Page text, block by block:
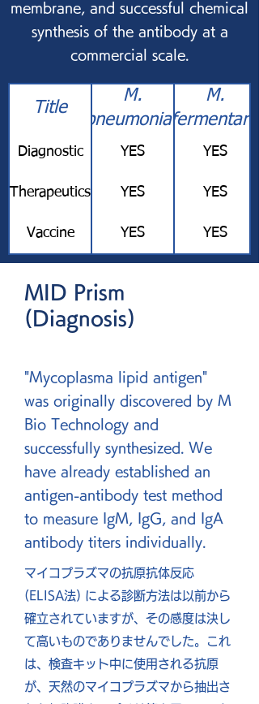
membrane, and successful chemical
synthesis of the antibody at a
commercial scale.
Title
M.
pneumoniae
M.
fermentans
Diagnostic YES YES
Therapeutics YES YES
Vaccine YES YES
MID Prism
(Diagnosis)
"Mycoplasma lipid antigen"
was originally discovered by M
Bio Technology and
successfully synthesized. We
have already established an
antigen-antibody test method
to measure IgM, IgG, and IgA
antibody titers individually.
​マイコプラズマの抗原抗体反応
(ELISA法) による診断方法は以前から
確立されていますが、その感度は決し
て高いものでありませんでした。これ
は、検査キット中に使用される抗原
が、天然のマイコプラズマから抽出さ